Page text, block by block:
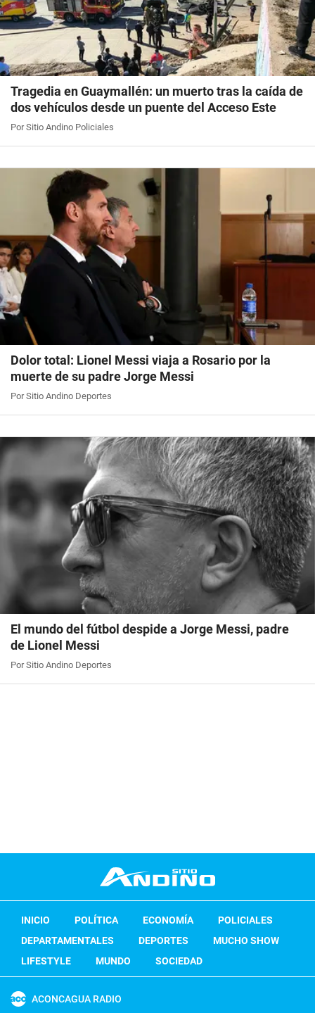
Tragedia en Guaymallén: un muerto tras la caída de
dos vehículos desde un puente del Acceso Este
Por Sitio Andino Policiales
Dolor total: Lionel Messi viaja a Rosario por la
muerte de su padre Jorge Messi
Por Sitio Andino Deportes
El mundo del fútbol despide a Jorge Messi, padre
de Lionel Messi
Por Sitio Andino Deportes
INICIO POLÍTICA ECONOMÍA
POLICIALES
DEPARTAMENTALES
DEPORTES
MUCHO SHOW
LIFESTYLE
MUNDO SOCIEDAD
ACONCAGUA RADIO